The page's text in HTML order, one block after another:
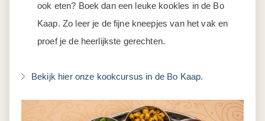
ook eten? Boek dan een leuke kookles in de Bo
Kaap. Zo leer je de fijne kneepjes van het vak en
proef je de heerlijkste gerechten.
Bekijk hier onze kookcursus in de Bo Kaap.